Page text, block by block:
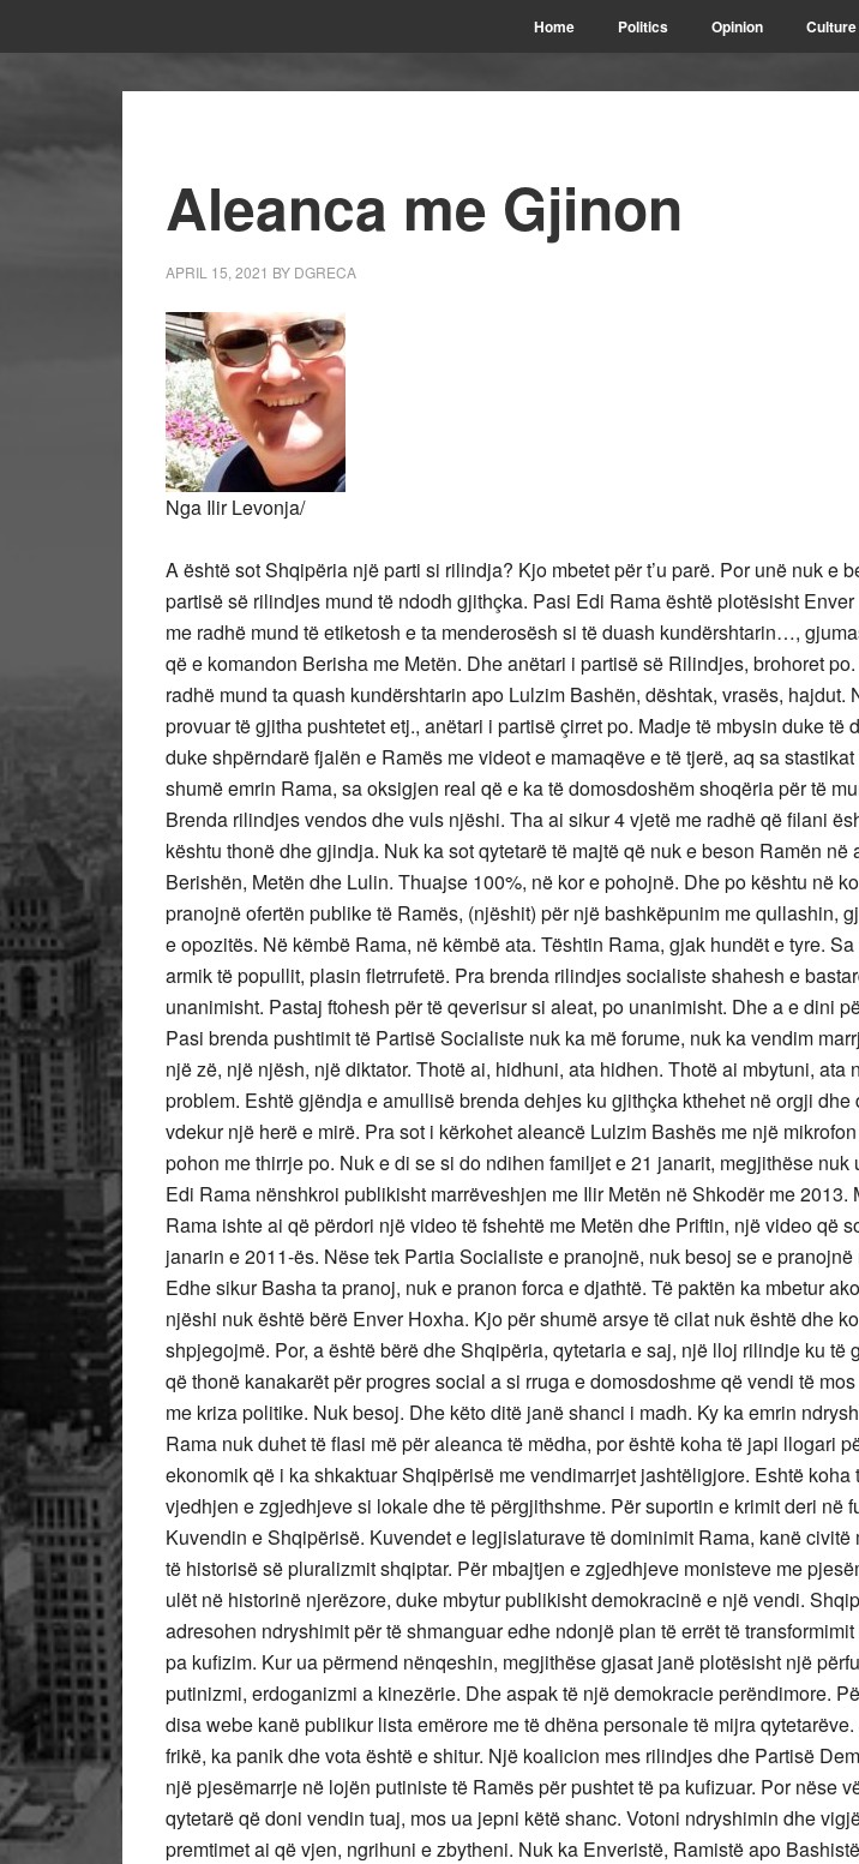
Home Politics Opinion Culture
Aleanca me Gjinon
APRIL 15, 2021 BY DGRECA
Nga Ilir Levonja/
A është sot Shqipëria një parti si rilindja? Kjo mbetet për t’u parë. Por unë nuk e
partisë së rilindjes mund të ndodh gjithçka. Pasi Edi Rama është plotësisht
me radhë mund të etiketosh e ta menderosësh si të duash kundërshtarin…,
që e komandon Berisha me Metën. Dhe anëtari i partisë së Rilindjes, brohoret
radhë mund ta quash kundërshtarin apo Lulzim Bashën, dështak, vrasës, hajdut.
provuar të gjitha pushtetet etj., anëtari i partisë çirret po. Madje të mbysin duke të
duke shpërndarë fjalën e Ramës me videot e mamaqëve e të tjerë, aq sa
shumë emrin Rama, sa oksigjen real që e ka të domosdoshëm shoqëria për të
Brenda rilindjes vendos dhe vuls njëshi. Tha ai sikur 4 vjetë me radhë që filani
kështu thonë dhe gjindja. Nuk ka sot qytetarë të majtë që nuk e beson Ramën në
Berishën, Metën dhe Lulin. Thuajse 100%, në kor e pohojnë. Dhe po kështu në
pranojnë ofertën publike të Ramës, (njëshit) për një bashkëpunim me qullashin,
e opozitës. Në këmbë Rama, në këmbë ata. Tështin Rama, gjak hundët e tyre.
armik të popullit, plasin fletrrufetë. Pra brenda rilindjes socialiste shahesh e
unanimisht. Pastaj ftohesh për të qeverisur si aleat, po unanimisht. Dhe a e dini
Pasi brenda pushtimit të Partisë Socialiste nuk ka më forume, nuk ka vendim
një zë, një njësh, një diktator. Thotë ai, hidhuni, ata hidhen. Thotë ai mbytuni, ata
problem. Eshtë gjëndja e amullisë brenda dehjes ku gjithçka kthehet në orgji dhe
vdekur një herë e mirë. Pra sot i kërkohet aleancë Lulzim Bashës me një
pohon me thirrje po. Nuk e di se si do ndihen familjet e 21 janarit, megjithëse nuk
Edi Rama nënshkroi publikisht marrëveshjen me Ilir Metën në Shkodër me 2013.
Rama ishte ai që përdori një video të fshehtë me Metën dhe Priftin, një video që
janarin e 2011-ës. Nëse tek Partia Socialiste e pranojnë, nuk besoj se e pranojnë
Edhe sikur Basha ta pranoj, nuk e pranon forca e djathtë. Të paktën ka mbetur
njëshi nuk është bërë Enver Hoxha. Kjo për shumë arsye të cilat nuk është dhe
shpjegojmë. Por, a është bërë dhe Shqipëria, qytetaria e saj, një lloj rilindje ku të
që thonë kanakarët për progres social a si rruga e domosdoshme që vendi të
me kriza politike. Nuk besoj. Dhe këto ditë janë shanci i madh. Ky ka emrin
Rama nuk duhet të flasi më për aleanca të mëdha, por është koha të japi llogari
ekonomik që i ka shkaktuar Shqipërisë me vendimarrjet jashtëligjore. Eshtë koha
vjedhjen e zgjedhjeve si lokale dhe të përgjithshme. Për suportin e krimit deri në
Kuvendin e Shqipërisë. Kuvendet e legjislaturave të dominimit Rama, kanë civitë
të historisë së pluralizmit shqiptar. Për mbajtjen e zgjedhjeve monisteve me
ulët në historinë njerëzore, duke mbytur publikisht demokracinë e një vendi.
adresohen ndryshimit për të shmanguar edhe ndonjë plan të errët të
pa kufizim. Kur ua përmend nënqeshin, megjithëse gjasat janë plotësisht një
putinizmi, erdoganizmi a kinezërie. Dhe aspak të një demokracie perëndimore.
disa webe kanë publikur lista emërore me të dhëna personale të mijra
frikë, ka panik dhe vota është e shitur. Një koalicion mes rilindjes dhe Partisë
një pjesëmarrje në lojën putiniste të Ramës për pushtet të pa kufizuar. Por nëse
qytetarë që doni vendin tuaj, mos ua jepni këtë shanc. Votoni ndryshimin dhe
premtimet ai që vjen, ngrihuni e zbytheni. Nuk ka Enveristë, Ramistë apo